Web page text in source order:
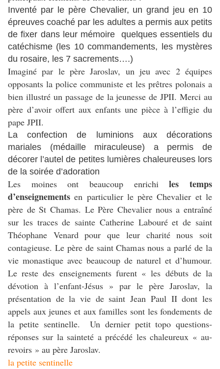
Inventé par le père Chevalier, un grand jeu en 10
épreuves coaché par les adultes a permis aux petits
de fixer dans leur mémoire quelques essentiels du
catéchisme (les 10 commandements, les mystères
du rosaire, les 7 sacrements….)
Imaginé par le père Jaroslav, un jeu avec 2 équipes
opposants la police communiste et les prêtres polonais a
bien illustré un passage de la jeunesse de JPII. Merci au
père d’avoir offert aux enfants une pièce à l’effigie du
pape JPII.
La confection de luminions aux décorations
mariales (médaille miraculeuse) a permis de
décorer l’autel de petites lumières chaleureuses lors
de la soirée d’adoration
Les moines ont beaucoup enrichiles temps
d’enseignements en particulier le père Chevalier et le
père de St Chamas. Le Père Chevalier nous a entraîné
sur les traces de sainte Catherine Labouré et de saint
Théophane Venard pour que leur charité nous soit
contagieuse. Le père de saint Chamas nous a parlé de la
vie monastique avec beaucoup de naturel et d’humour.
Le reste des enseignements furent « les débuts de la
dévotion à l’enfant-Jésus » par le père Jaroslav, la
présentation de la vie de saint Jean Paul II dont les
appels aux jeunes et aux familles sont les fondements de
la petite sentinelle. Un dernier petit topo questions-
réponses sur la sainteté a précédé les chaleureux « au-
revoirs » au père Jaroslav.
la petite sentinelle